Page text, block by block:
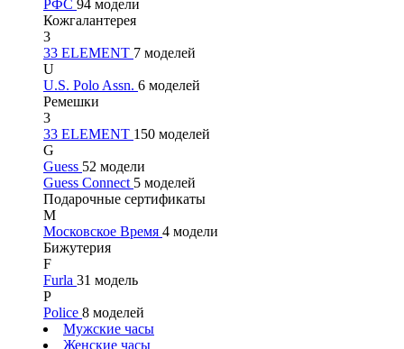
РФС 94 модели
Кожгалантерея
3
33 ELEMENT 7 моделей
U
U.S. Polo Assn. 6 моделей
Ремешки
3
33 ELEMENT 150 моделей
G
Guess 52 модели
Guess Connect 5 моделей
Подарочные сертификаты
М
Московское Время 4 модели
Бижутерия
F
Furla 31 модель
P
Police 8 моделей
Мужские часы
Женские часы